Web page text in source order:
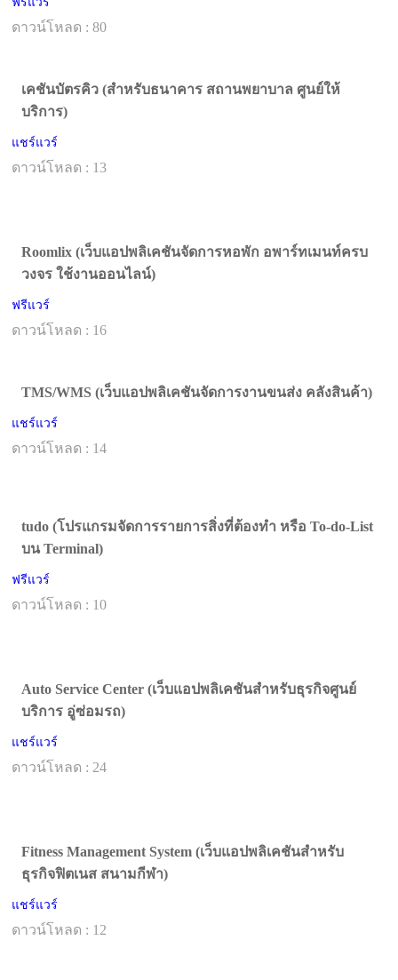
ดาวน์โหลด : 80
เคชันบัตรคิว (สำหรับธนาคาร สถานพยาบาล ศูนย์ให้
บริการ)
แชร์แวร์
ดาวน์โหลด : 13
Roomlix (เว็บแอปพลิเคชันจัดการหอพัก อพาร์ทเมนท์ครบ
วงจร ใช้งานออนไลน์)
ฟรีแวร์
ดาวน์โหลด : 16
TMS/WMS (เว็บแอปพลิเคชันจัดการงานขนส่ง คลังสินค้า)
แชร์แวร์
ดาวน์โหลด : 14
tudo (โปรแกรมจัดการรายการสิ่งที่ต้องทำ หรือ To-do-List
บน Terminal)
ฟรีแวร์
ดาวน์โหลด : 10
Auto Service Center (เว็บแอปพลิเคชันสำหรับธุรกิจศูนย์
บริการ อู่ซ่อมรถ)
แชร์แวร์
ดาวน์โหลด : 24
Fitness Management System (เว็บแอปพลิเคชันสำหรับ
ธุรกิจฟิตเนส สนามกีฬา)
แชร์แวร์
ดาวน์โหลด : 12